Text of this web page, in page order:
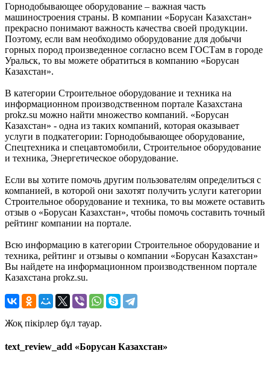
Горнодобывающее оборудование – важная часть
машиностроения страны. В компании «Борусан Казахстан»
прекрасно понимают важность качества своей продукции.
Поэтому, если вам необходимо оборудование для добычи
горных пород произведенное согласно всем ГОСТам в городе
Уральск, то вы можете обратиться в компанию «Борусан
Казахстан».
В категории Строительное оборудование и техника на
информационном производственном портале Казахстана
prokz.su можно найти множество компаний. «Борусан
Казахстан» - одна из таких компаний, которая оказывает
услуги в подкатегории: Горнодобывающее оборудование,
Спецтехника и спецавтомобили, Строительное оборудование
и техника, Энергетическое оборудование.
Если вы хотите помочь другим пользователям определиться с
компанией, в которой они захотят получить услуги категории
Строительное оборудование и техника, то вы можете оставить
отзыв о «Борусан Казахстан», чтобы помочь составить точный
рейтинг компании на портале.
Всю информацию в категории Строительное оборудование и
техника, рейтинг и отзывы о компании «Борусан Казахстан»
Вы найдете на информационном производственном портале
Казахстана prokz.su.
Жоқ пікірлер бұл тауар.
text_review_add «Борусан Казахстан»